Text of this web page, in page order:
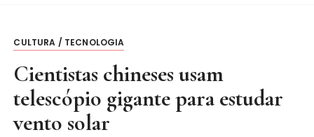
CULTURA / TECNOLOGIA
Cientistas chineses usam
telescópio gigante para estudar
vento solar